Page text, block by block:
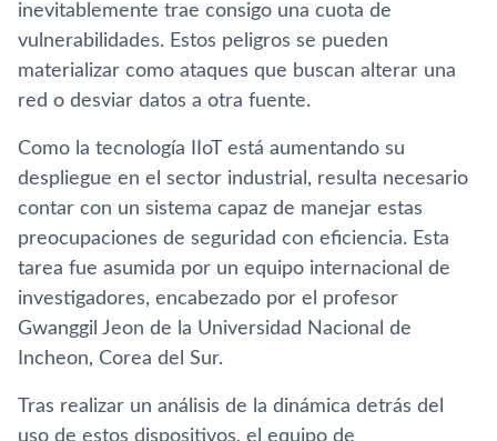
inevitablemente trae consigo una cuota de
vulnerabilidades. Estos peligros se pueden
materializar como ataques que buscan alterar una
red o desviar datos a otra fuente.
Como la tecnología IIoT está aumentando su
despliegue en el sector industrial, resulta necesario
contar con un sistema capaz de manejar estas
preocupaciones de seguridad con eficiencia. Esta
tarea fue asumida por un equipo internacional de
investigadores, encabezado por el profesor
Gwanggil Jeon de la Universidad Nacional de
Incheon, Corea del Sur.
Tras realizar un análisis de la dinámica detrás del
uso de estos dispositivos, el equipo de